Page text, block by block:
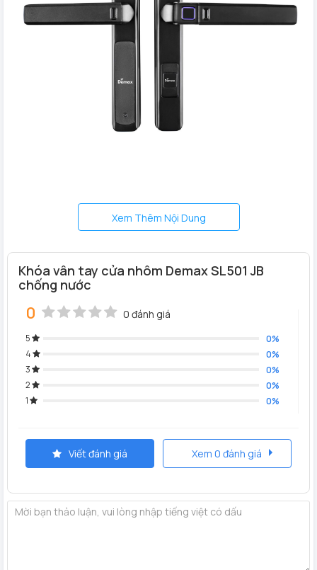
Khóa cửa nhôm vân tayDemax SL501 JB màu đen với 4
tính năng mở cửa bằng vân tay, mật mã, thẻ từ và chìa cơ.
thêm tính năng báo động khi bị cạy phá, cảnh báo pin yếu
mang lại sự an toàn hiệu quả cho người sử dụng.
Xem Thêm Nội Dung
Khóa vân tay cửa nhôm Demax SL501 JB
chống nước
0 0 đánh giá
5
0%
4
0%
3
0%
2
0%
1
0%
Viết đánh giá Xem 0 đánh giá